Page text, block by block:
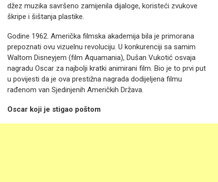
džez muzika savršeno zamijenila dijaloge, koristeći zvukove
škripe i šištanja plastike.
Godine 1962. Američka filmska akademija bila je primorana
prepoznati ovu vizuelnu revoluciju. U konkurenciji sa samim
Waltom Disneyjem (film Aquamania), Dušan Vukotić osvaja
nagradu Oscar za najbolji kratki animirani film. Bio je to prvi put
u povijesti da je ova prestižna nagrada dodijeljena filmu
rađenom van Sjedinjenih Američkih Država.
Oscar koji je stigao poštom